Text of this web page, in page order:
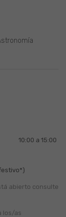
10:00 a 15:00
abierto consulte
los/as